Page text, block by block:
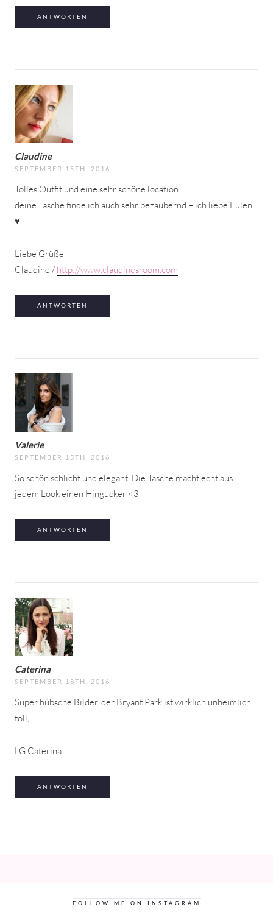
ANTWORTEN
Claudine
SEPTEMBER 15TH, 2016
Tolles Outfit und eine sehr schöne location.
deine Tasche finde ich auch sehr bezaubernd – ich liebe Eulen
♥
Liebe Grüße
Claudine /http://www.claudinesroom.com
ANTWORTEN
Valerie
SEPTEMBER 15TH, 2016
So schön schlicht und elegant. Die Tasche macht echt aus
jedem Look einen Hingucker <3
ANTWORTEN
Caterina
SEPTEMBER 18TH, 2016
Super hübsche Bilder. der Bryant Park ist wirklich unheimlich
toll,
LG Caterina
ANTWORTEN
FOLLOW ME ON INSTAGRAM